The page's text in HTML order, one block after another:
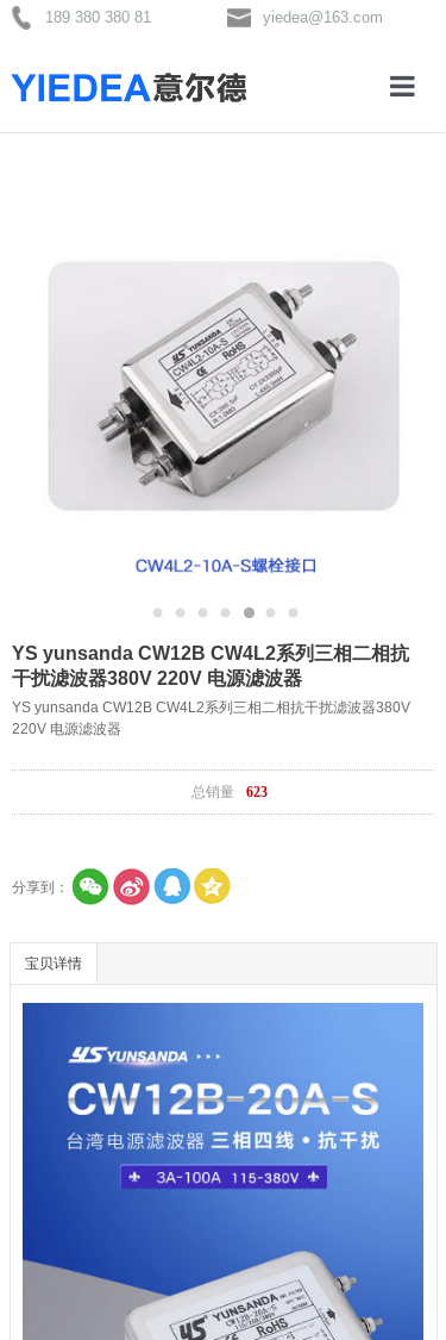
189 380 380 81 yiedea@163.com
YS yunsanda CW12B CW4L2系列三相二相抗
干扰滤波器380V 220V 电源滤波器
YS yunsanda CW12B CW4L2系列三相二相抗干扰滤波器380V
220V 电源滤波器
总销量 623
分享到：
宝贝详情